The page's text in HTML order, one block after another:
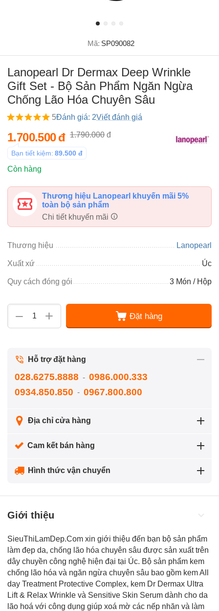
Mã: SP090082
Lanopearl Dr Dermax Deep Wrinkle
Gift Set - Bộ Sản Phẩm Ngăn Ngừa
Chống Lão Hóa Chuyên Sâu
5Đánh giá: 2Viết đánh giá
1.700.500đ 1.790.000 đ
Bạn tiết kiệm: 89.500 đ
Còn hàng
Thương hiệu Lanopearl khuyến mãi 5%
toàn bộ sản phẩm
Chi tiết khuyến mãi
Thương hiệu Lanopearl
Xuất xứ Úc
Quy cách đóng gói 3 Món / Hộp
+
− Đặt hàng
Hỗ trợ đặt hàng
028.6275.8888 - 0986.000.333
0934.850.850 - 0967.800.800
Địa chỉ cửa hàng
Cam kết bán hàng
Hình thức vận chuyển
Giới thiệu
SieuThiLamDep.Com xin giới thiệu đến bạn bộ sản phẩm
làm đẹp da, chống lão hóa chuyên sâu được sản xuất trên
dây chuyền công nghệ hiện đại tại Úc. Bộ sản phẩm kem
chống lão hóa và ngăn ngừa chuyên sâu bao gồm kem All
day Treatment Protective Complex, kem Dr Dermax Ultra
Lift & Relax Wrinkle và Sensitive Skin Serum dành cho da
lão hoá với công dụng giúp xoá mờ các nếp nhăn và làm